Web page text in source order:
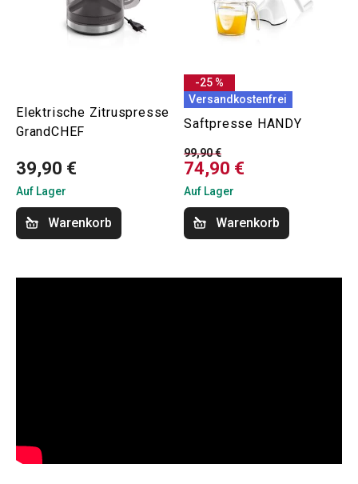
Elektrische Zitruspresse
GrandCHEF
39,90 €
Auf Lager
Warenkorb
-25 %
Versandkostenfrei
Saftpresse HANDY
99,90 €
74,90 €
Auf Lager
Warenkorb